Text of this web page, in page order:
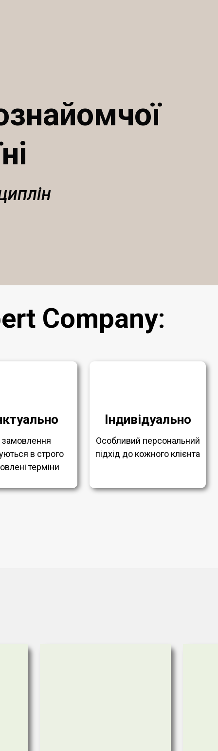
Company:
замовлення
в строго
терміни
Індивідуально
Особливий персональний
підхід до кожного клієнта